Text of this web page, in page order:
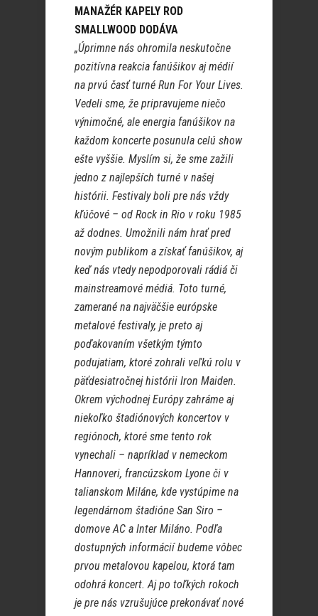
MANAŽÉR KAPELY ROD
SMALLWOOD DODÁVA
„Úprimne nás ohromila neskutočne
pozitívna reakcia fanúšikov aj médií
na prvú časť turné Run For Your Lives.
Vedeli sme, že pripravujeme niečo
výnimočné, ale energia fanúšikov na
každom koncerte posunula celú show
ešte vyššie. Myslím si, že sme zažili
jedno z najlepších turné v našej
histórii. Festivaly boli pre nás vždy
kľúčové – od Rock in Rio v roku 1985
až dodnes. Umožnili nám hrať pred
novým publikom a získať fanúšikov, aj
keď nás vtedy nepodporovali rádiá či
mainstreamové médiá. Toto turné,
zamerané na najväčšie európske
metalové festivaly, je preto aj
poďakovaním všetkým týmto
podujatiam, ktoré zohrali veľkú rolu v
päťdesiatročnej histórii Iron Maiden.
Okrem východnej Európy zahráme aj
niekoľko štadiónových koncertov v
regiónoch, ktoré sme tento rok
vynechali – napríklad v nemeckom
Hannoveri, francúzskom Lyone či v
talianskom Miláne, kde vystúpime na
legendárnom štadióne San Siro –
domove AC a Inter Miláno. Podľa
dostupných informácií budeme vôbec
prvou metalovou kapelou, ktorá tam
odohrá koncert. Aj po toľkých rokoch
je pre nás vzrušujúce prekonávať nové